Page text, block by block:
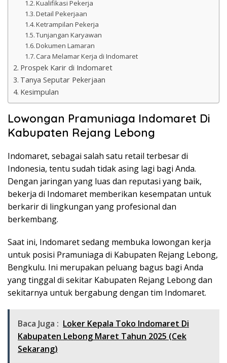
Kualifikasi Pekerja
Detail Pekerjaan
Ketrampilan Pekerja
Tunjangan Karyawan
Dokumen Lamaran
Cara Melamar Kerja di Indomaret
Prospek Karir di Indomaret
Tanya Seputar Pekerjaan
Kesimpulan
Lowongan Pramuniaga Indomaret Di
Kabupaten Rejang Lebong
Indomaret, sebagai salah satu retail terbesar di
Indonesia, tentu sudah tidak asing lagi bagi Anda.
Dengan jaringan yang luas dan reputasi yang baik,
bekerja di Indomaret memberikan kesempatan untuk
berkarir di lingkungan yang profesional dan
berkembang.
Saat ini, Indomaret sedang membuka lowongan kerja
untuk posisi Pramuniaga di Kabupaten Rejang Lebong,
Bengkulu. Ini merupakan peluang bagus bagi Anda
yang tinggal di sekitar Kabupaten Rejang Lebong dan
sekitarnya untuk bergabung dengan tim Indomaret.
Baca Juga : Loker Kepala Toko Indomaret Di
Kabupaten Lebong Maret Tahun 2025 (Cek
Sekarang)